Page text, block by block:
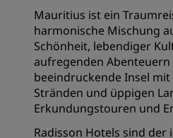
Mauritius ist ein
harmonische Mischung
Schönheit, lebendiger
aufregenden Abenteuern
beeindruckende Insel
Stränden und üppigen
Erkundungstouren und
Radisson Hotels sind der